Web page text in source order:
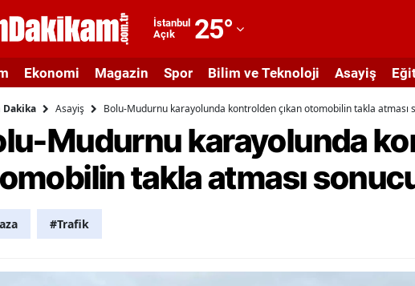
İstanbul
Açık
25°
Adıyaman
Afyonkarahisar
Ağrı
Amasya
Ekonomi Magazin Spor Bilim ve Teknoloji Asayiş
Dakika Asayiş Bolu-Mudurnu karayolunda kontrolden çıkan otomobilin takla atması
Mudurnu karayolunda
takla atması
#Trafik